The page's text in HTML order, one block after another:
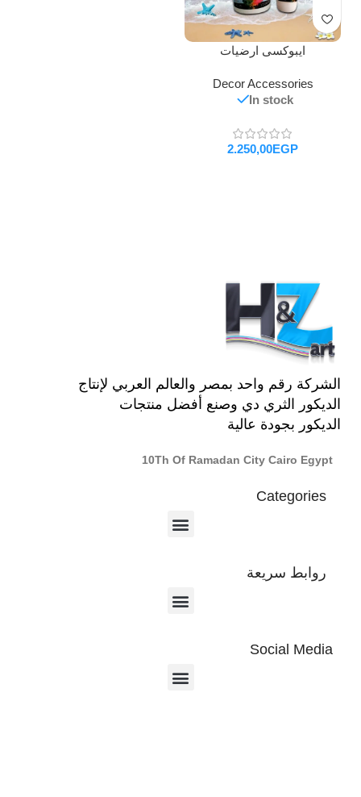
ايبوكسى ارضيات
Decor Accessories
In stock
EGP
الشركة رقم واحد بمصر والعالم العربي لإنتاج
الديكور الثري دي وصنع أفضل منتجات
الديكور بجودة عالية
10Th Of Ramadan City Cairo Egypt
Categories
روابط سريعة
Social Media